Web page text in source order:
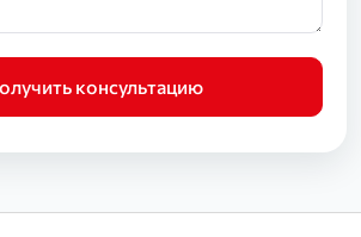
консультацию